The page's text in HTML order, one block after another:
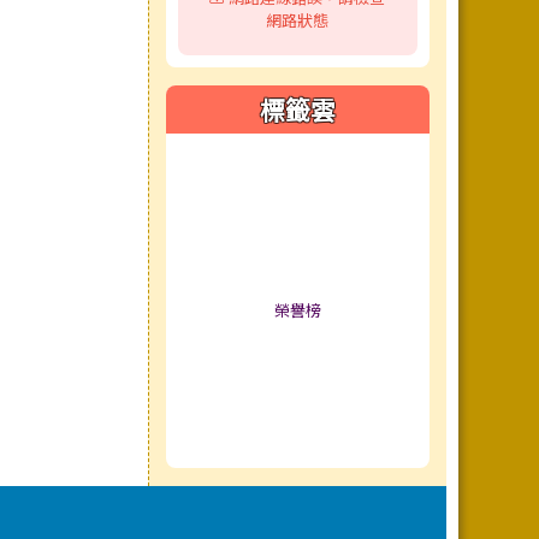
網路狀態
標籤雲
榮譽榜